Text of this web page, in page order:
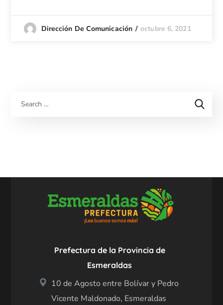
Dirección De Comunicación octubre 6, 2021
Prefectura de la Provincia de
Esmeraldas
10 de Agosto entre Bolívar y Pedro
Vicente Maldonado, Esmeraldas